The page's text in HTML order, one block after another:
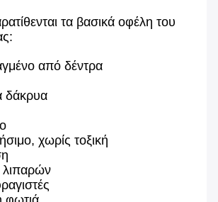
τα βασικά οφέλη του
από δέντρα
δάκρυα
χωρίς τοξική
λιπαρών